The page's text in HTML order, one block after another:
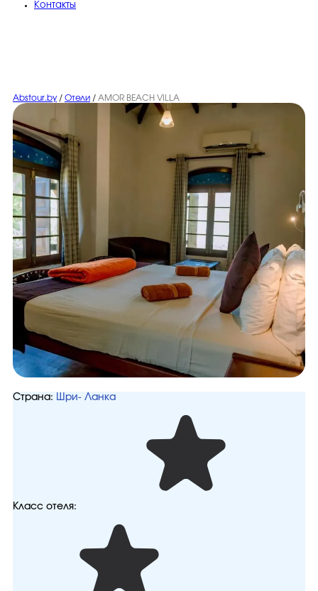
Контакты
Abstour.by / Отели / AMOR BEACH VILLA
Страна: Шри- Ланка
Класс отеля: